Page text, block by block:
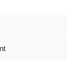
depuis 1999 et
production et vise à
en fonction des